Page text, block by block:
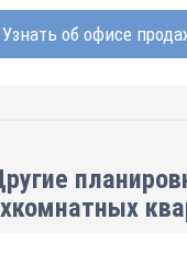
Узнать об офисе